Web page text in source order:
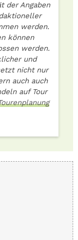
der Angaben
werden.
können
werden.
und
nicht nur
auch auch
auf Tour